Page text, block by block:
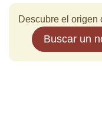
Descubre el origen
Buscar un